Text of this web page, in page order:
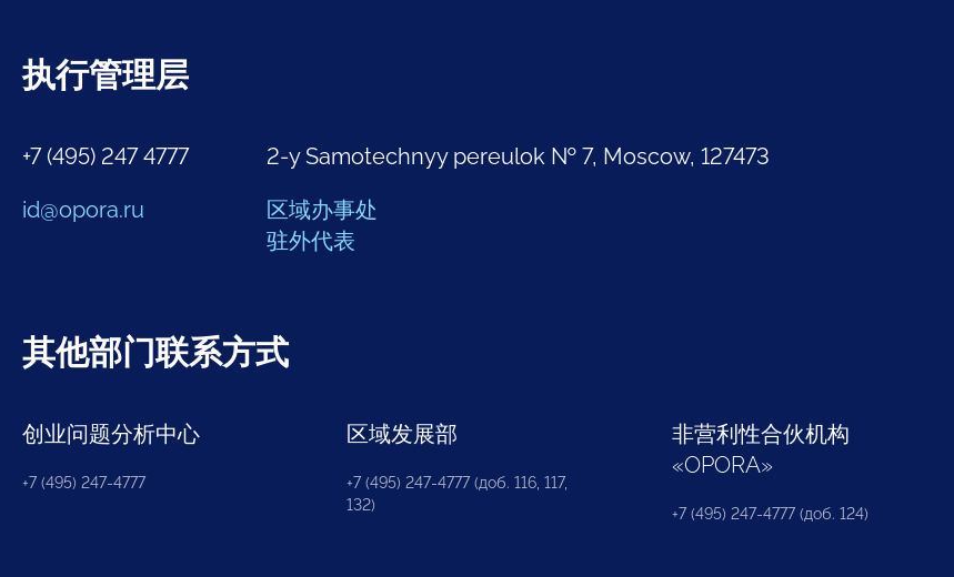
执行管理层
+7 (495) 247 4777
id@opora.ru
2-y Samotechnyy pereulok № 7, Moscow, 127473
区域办事处
驻外代表
其他部门联系方式
创业问题分析中心
+7 (495) 247-4777
区域发展部
+7 (495) 247-4777 (доб. 116, 117,
132)
非营利性合伙机构
«OPORA»
+7 (495) 247-4777 (доб. 124)